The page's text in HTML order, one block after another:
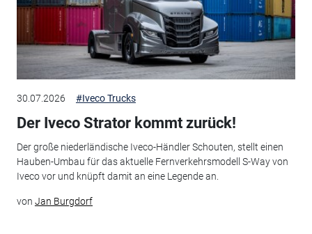
30.07.2026 #Iveco Trucks
Der Iveco Strator kommt zurück!
Der große niederländische Iveco-Händler Schouten, stellt einen
Hauben-Umbau für das aktuelle Fernverkehrsmodell S-Way von
Iveco vor und knüpft damit an eine Legende an.
von Jan Burgdorf